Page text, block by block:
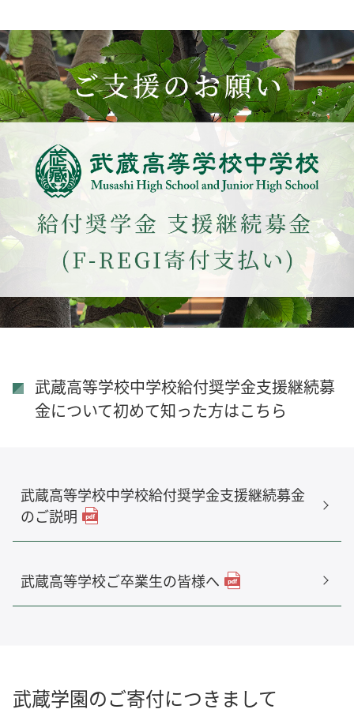
武蔵高等学校中学校給付奨学金支援継続募
金について初めて知った方はこちら
武蔵高等学校中学校給付奨学金支援継続募金
のご説明
武蔵高等学校ご卒業生の皆様へ
武蔵学園のご寄付につきまして